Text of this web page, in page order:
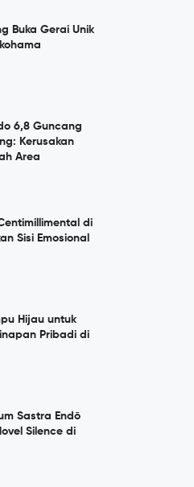
Buka Gerai Unik
6,8 Guncang
Kerusakan
Area
di
Sisi Emosional
Hijau untuk
Pribadi di
Sastra Endō
Silence di